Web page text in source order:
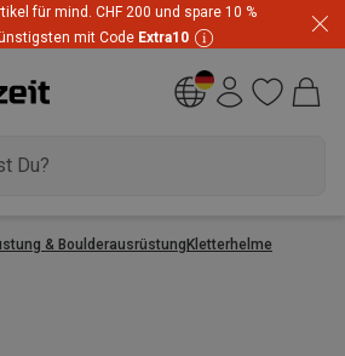
für mind. CHF 200 und spare 10 %
mit Code Extra10
& BoulderausrüstungKletterhelme